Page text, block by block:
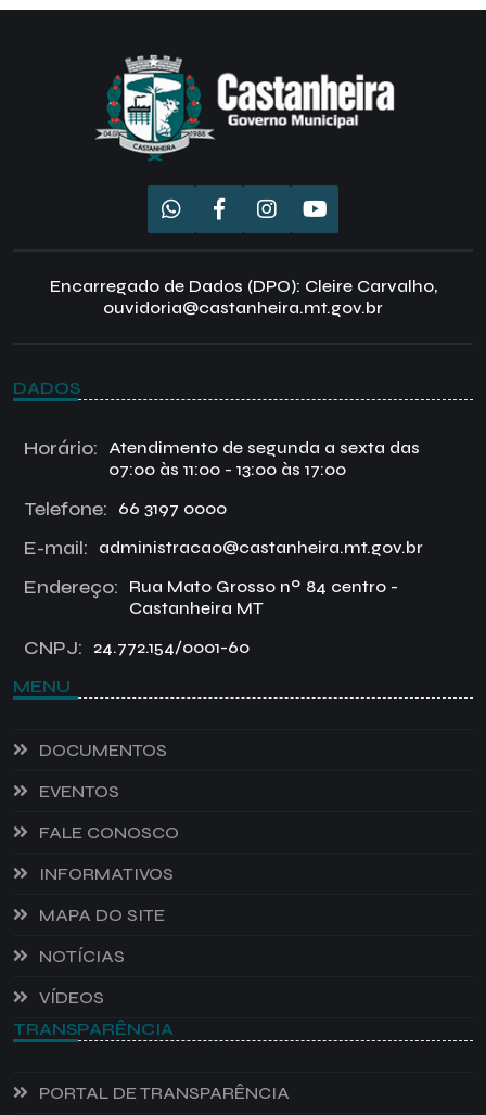
Encarregado de Dados (DPO): Cleire Carvalho,
ouvidoria@castanheira.mt.gov.br
DADOS
Horário:
Atendimento de segunda a sexta das
07:00 às 11:00 - 13:00 às 17:00
Telefone: 66 3197 0000
E-mail: administracao@castanheira.mt.gov.br
Endereço:
Rua Mato Grosso nº 84 centro -
Castanheira MT
CNPJ: 24.772.154/0001-60
MENU
DOCUMENTOS
EVENTOS
FALE CONOSCO
INFORMATIVOS
MAPA DO SITE
NOTÍCIAS
VÍDEOS
TRANSPARÊNCIA
PORTAL DE TRANSPARÊNCIA